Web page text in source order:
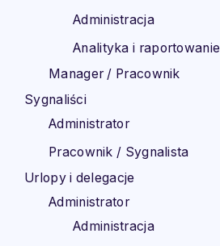
Administracja
Analityka i raportowanie
Manager / Pracownik
Sygnaliści
Administrator
Pracownik / Sygnalista
Urlopy i delegacje
Administrator
Administracja